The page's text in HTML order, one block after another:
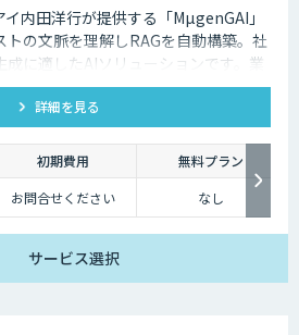
内田洋行が提供する「MµgenGAI」
トの文脈を理解しRAGを自動構築。社
成に適したAIソリューションです。業
ッジ活用を支援します。
詳細を見る
初期費用
無料プラン
お問合せください なし
サービス選択